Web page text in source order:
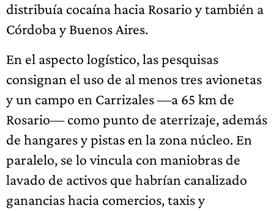
distribuía cocaína hacia Rosario y también a
Córdoba y Buenos Aires.
En el aspecto logístico, las pesquisas
consignan el uso de al menos tres avionetas
y un campo en Carrizales —a 65 km de
Rosario— como punto de aterrizaje, además
de hangares y pistas en la zona núcleo. En
paralelo, se lo vincula con maniobras de
lavado de activos que habrían canalizado
ganancias hacia comercios, taxis y